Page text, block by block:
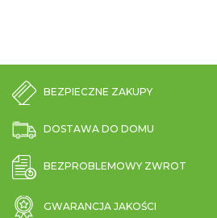
BEZPIECZNE ZAKUPY
DOSTAWA DO DOMU
BEZPROBLEMOWY ZWROT
GWARANCJA JAKOŚCI